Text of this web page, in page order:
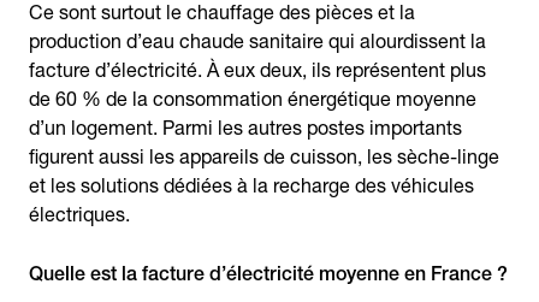
Ce sont surtout le chauffage des pièces et la
production d’eau chaude sanitaire qui alourdissent la
facture d’électricité. À eux deux, ils représentent plus
de 60 % de la consommation énergétique moyenne
d’un logement. Parmi les autres postes importants
figurent aussi les appareils de cuisson, les sèche-linge
et les solutions dédiées à la recharge des véhicules
électriques.
Quelle est la facture d’électricité moyenne en France ?